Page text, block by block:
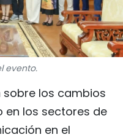
evento.
los cambios
en los sectores de
en el